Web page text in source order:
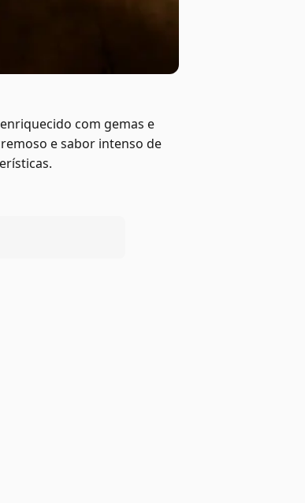
com gemas e
e sabor intenso de